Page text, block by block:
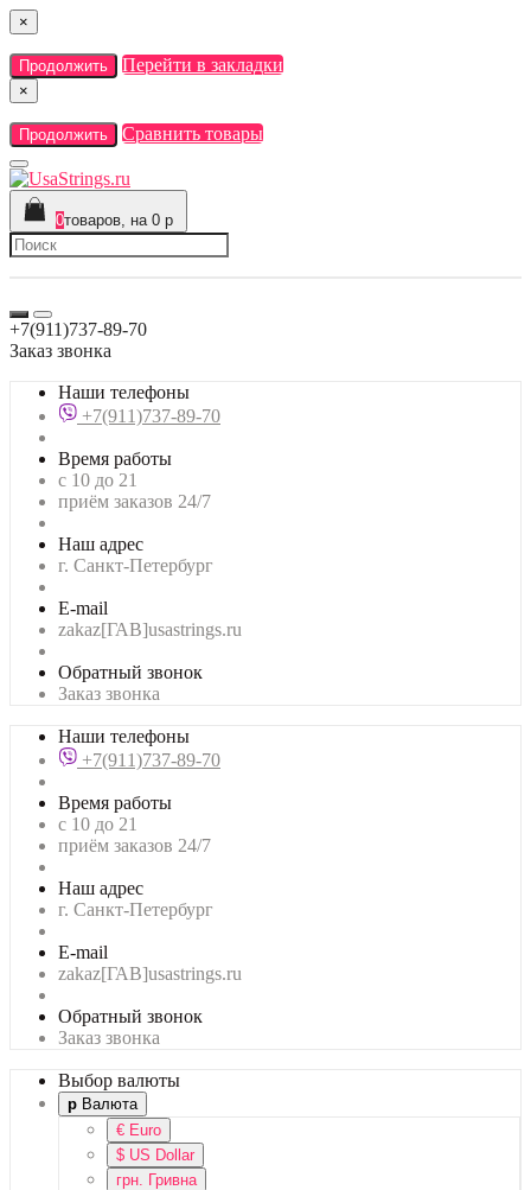
×
Продолжить Перейти в закладки
×
Продолжить Сравнить товары
0товаров, на 0 р
+7(911)737-89-70
Заказ звонка
Наши телефоны
+7(911)737-89-70
Время работы
с 10 до 21
приём заказов 24/7
Наш адрес
г. Санкт-Петербург
E-mail
zakaz[ГАВ]usastrings.ru
Обратный звонок
Заказ звонка
Наши телефоны
+7(911)737-89-70
Время работы
с 10 до 21
приём заказов 24/7
Наш адрес
г. Санкт-Петербург
E-mail
zakaz[ГАВ]usastrings.ru
Обратный звонок
Заказ звонка
Выбор валюты
р Валюта
€ Euro
$ US Dollar
грн. Гривна